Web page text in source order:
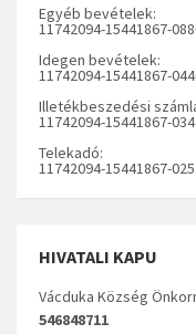
Egyéb bevételek:
11742094-15441867-
Idegen bevételek:
11742094-15441867-
Illetékbeszedési
11742094-15441867-
Telekadó:
11742094-15441867-
HIVATALI KAPU
Vácduka Község
546848711